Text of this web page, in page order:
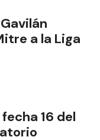
a la Liga
16 del